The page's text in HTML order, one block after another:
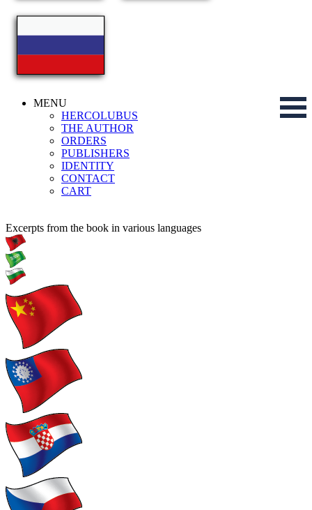
MENU
HERCOLUBUS
THE AUTHOR
ORDERS
PUBLISHERS
IDENTITY
CONTACT
CART
Excerpts from the book in various languages